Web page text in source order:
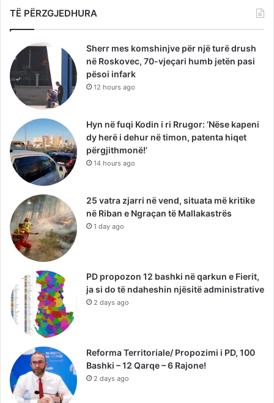
TË PËRZGJEDHURA
Sherr mes komshinjve për një turë drush
në Roskovec, 70-vjeçari humb jetën pasi
pësoi infark
12 hours ago
Hyn në fuqi Kodin i ri Rrugor: ‘Nëse kapeni
dy herë i dehur në timon, patenta hiqet
përgjithmonë!’
14 hours ago
25 vatra zjarri në vend, situata më kritike
në Riban e Ngraçan të Mallakastrës
1 day ago
PD propozon 12 bashki në qarkun e Fierit,
ja si do të ndaheshin njësitë administrative
2 days ago
Reforma Territoriale/ Propozimi i PD, 100
Bashki – 12 Qarqe – 6 Rajone!
2 days ago